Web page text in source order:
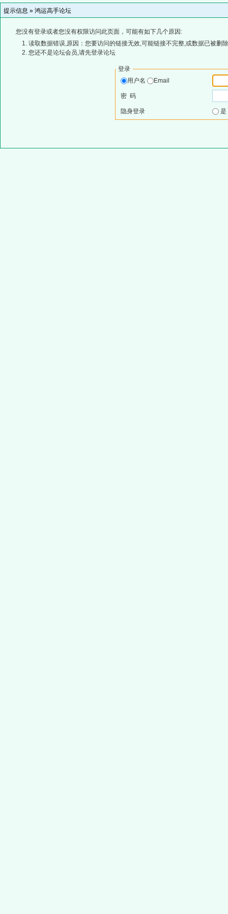
提示信息 » 鸿运高手论坛
您没有登录或者您没有权限访问此页面，可能有如下几个原因:
读取数据错误,原因：您要访问的链接无效,可能链接不完整,或数据已被删
您还不是论坛会员,请先登录论坛
登录
用户名
Email
密 码
隐身登录